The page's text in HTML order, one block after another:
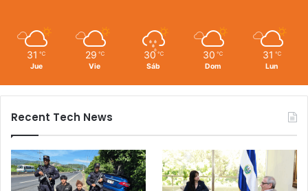
31 ℃
Jue
29 ℃
Vie
30 ℃
Sáb
30 ℃
Dom
31 ℃
Lun
Recent Tech News